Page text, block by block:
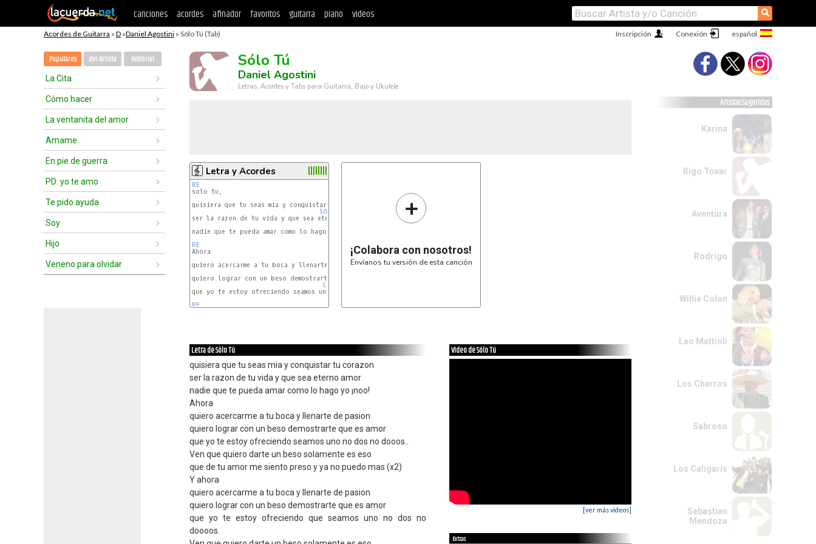
canciones acordes afinador favoritos guitarra piano videos ⚲
Acordes de Guitarra » D »Daniel Agostini » Sólo Tú (Tab) Conexión
Inscripción
Populares del Artista Historial
La Cita
Cómo hacer
La ventanita del amor
Amame
En pie de guerra
PD: yo te amo
Te pido ayuda
Soy
Hijo
Veneno para olvidar
Sólo Tú
Daniel Agostini
Letras, Acordes y Tabs para Guitarra, Bajo y Ukulele
Letra y Acordes
RE
quisiera que tu seas mia y conquistar tu corazon
SOL
ser la razon de tu vida y que sea eterno amor
nadie que te pueda amar como lo hago yo ¡noo!
RE
SIm
quiero acercarme a tu boca y llenarte de pasion
quiero lograr con un beso demostrarte que es amor
LA
que yo te estoy ofreciendo seamos uno no dos no dooos..
RE
SIm
+
¡Colabora con nosotros!
Envíanos tu versión de esta canción
Letra de Sólo Tú
quisiera que tu seas mia y conquistar tu corazon
ser la razon de tu vida y que sea eterno amor
nadie que te pueda amar como lo hago yo ¡noo!
Ahora
quiero acercarme a tu boca y llenarte de pasion
quiero lograr con un beso demostrarte que es amor
que yo te estoy ofreciendo seamos uno no dos no dooos..
Ven que quiero darte un beso solamente es eso
que de tu amor me siento preso y ya no puedo mas (x2)
Y ahora
quiero acercarme a tu boca y llenarte de pasion
quiero lograr con un beso demostrarte que es amor
que yo te estoy ofreciendo que seamos uno no dos no
doooos.
Video de Sólo Tú
[ver más videos]
Extras
Artistas Sugeridos
Karina
Rigo Tovar
Aventura
Rodrigo
Willie Colon
Leo Mattioli
Los Charros
Sabroso
Los Caligaris
Sebastian
Mendoza